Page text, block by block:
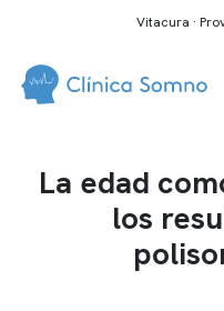
Vitacura ·
La edad
los